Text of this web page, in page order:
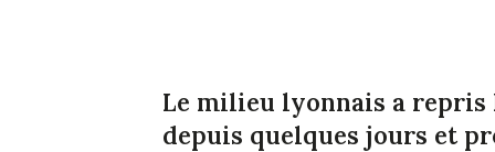
Le milieu lyonnais a repris
depuis quelques jours et